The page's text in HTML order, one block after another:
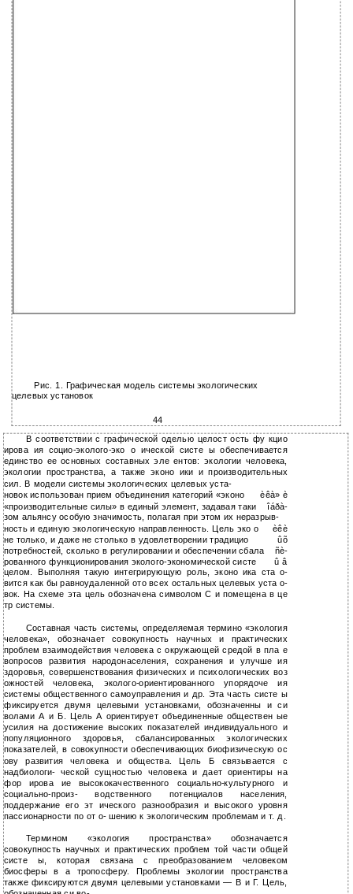
Рис. 1. Графическая модель системы экологических
целевых установок
44
В соответствии с графической оделью целост ость фу кцио
ирова ия социо-эколого-эко о ической систе ы обеспечивается
единство ее основных составных эле ентов: экологии человека,
экологии пространства, а также эконо ики и производительных
сил. В модели системы экологических целевых уста-
новок использован прием объединения категорий «эконо èêà» è
«производительные силы» в единый элемент, задавая таки
îáðà-
зом альянсу особую значимость, полагая при этом их неразрыв-
ность и единую экологическую направленность. Цель эко о èêè
не только, и даже не столько в удовлетворении традицио
ûõ
потребностей, сколько в регулировании и обеспечении сбала
ñè-
рованного функционирования эколого-экономической систе û â
целом. Выполняя такую интегрирующую роль, эконо ика ста о-
вится как бы равноудаленной ото всех остальных целевых уста о-
вок. На схеме эта цель обозначена символом С и помещена в це
тр системы.
Составная часть системы, определяемая термино «экология
человека», обозначает совокупность научных и практических
проблем взаимодействия человека с окружающей средой в пла е
вопросов развития народонаселения, сохранения и улучше ия
здоровья, совершенствования физических и психологических воз
ожностей человека, эколого-ориентированного упорядоче ия
системы общественного самоуправления и др. Эта часть систе ы
фиксируется двумя целевыми установками, обозначенны и си
волами А и Б. Цель А ориентирует объединенные обществен ые
усилия на достижение высоких показателей индивидуального и
популяционного здоровья, сбалансированных экологических
показателей, в совокупности обеспечивающих биофизическую ос
ову развития человека и общества. Цель Б связывается с
надбиологи- ческой сущностью человека и дает ориентиры на
фор ирова ие высококачественного социально-культурного и
социально-произ- водственного потенциалов населения,
поддержание его эт ического разнообразия и высокого уровня
пассионарности по от о- шению к экологическим проблемам и т. д.
Термином «экология пространства» обозначается
совокупность научных и практических проблем той части общей
систе ы, которая связана с преобразованием человеком
биосферы в а тропосферу. Проблемы экологии пространства
также фиксируются двумя целевыми установками — В и Г. Цель,